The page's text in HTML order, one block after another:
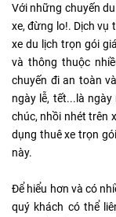
Với những chuyến
xe, đừng lo!. Dịch vụ
xe du lịch trọn gói
và thông thuộc
chuyến đi an toàn
ngày lễ, tết...là
chúc, nhồi nhét trên
dụng thuê xe trọn
này.
Để hiểu hơn và có
quý khách có thể